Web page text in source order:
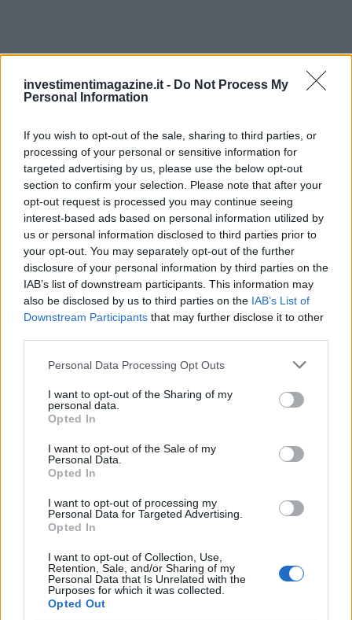
investimentimagazine.it - Do Not Process My
Personal Information
If you wish to opt-out of the sale, sharing to third parties, or
processing of your personal or sensitive information for
targeted advertising by us, please use the below opt-out
section to confirm your selection. Please note that after your
opt-out request is processed you may continue seeing
interest-based ads based on personal information utilized by
us or personal information disclosed to third parties prior to
your opt-out. You may separately opt-out of the further
disclosure of your personal information by third parties on the
IAB’s list of downstream participants. This information may
also be disclosed by us to third parties on the IAB’s List of
Downstream Participants that may further disclose it to other
Please note that this website/app uses one or more Google
not limited to your visit or usage behaviour. You may click to
grant or deny consent to Google and its third-party tags to
use your data for below specified purposes in below Google
consent section.
Personal Data Processing Opt Outs
I want to opt-out of the Sharing of my
personal data.
Opted In
I want to opt-out of the Sale of my
Personal Data.
Opted In
I want to opt-out of processing my
Personal Data for Targeted Advertising.
Opted In
I want to opt-out of Collection, Use,
Retention, Sale, and/or Sharing of my
Personal Data that Is Unrelated with the
Purposes for which it was collected.
Opted Out
Continua a leggere
NEWS
Petrolio in calo, Brent a 88.9 USD dopo un ribasso del 8.3%
Andrea Innocenti · 7 Ago 2026
NEWS